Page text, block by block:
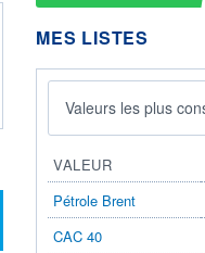
MES LISTES
Valeurs les plus
VALEUR
Pétrole Brent
CAC 40